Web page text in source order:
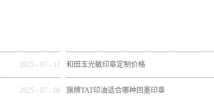
2025 -07 - 17 和田玉光敏印章定制价格
2025 -07 -08 旗牌TAT印油适合哪种回墨印章